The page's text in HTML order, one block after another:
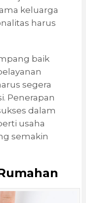
keluarga
harus
baik
segera
Penerapan
dalam
usaha
semakin